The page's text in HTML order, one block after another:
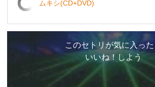
ムキシ(CD+DVD)
このセトリが気に入った
いいね！しよう